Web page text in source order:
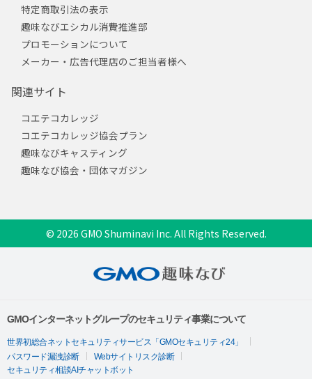
特定商取引法の表示
趣味なびエシカル消費推進部
プロモーションについて
メーカー・広告代理店のご担当者様へ
関連サイト
コエテコカレッジ
コエテコカレッジ協会プラン
趣味なびキャスティング
趣味なび協会・団体マガジン
© 2026 GMO Shuminavi Inc. All Rights Reserved.